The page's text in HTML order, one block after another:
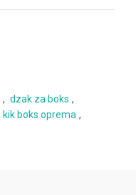
, dzak za boks ,
kik boks oprema ,